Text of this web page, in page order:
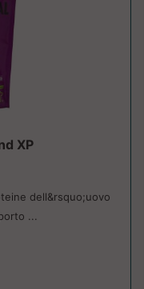
XP
dell&rsquo;uovo
...